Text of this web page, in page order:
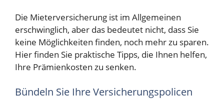
Die Mieterversicherung ist im Allgemeinen
erschwinglich, aber das bedeutet nicht, dass Sie
keine Möglichkeiten finden, noch mehr zu sparen.
Hier finden Sie praktische Tipps, die Ihnen helfen,
Ihre Prämienkosten zu senken.
Bündeln Sie Ihre Versicherungspolicen